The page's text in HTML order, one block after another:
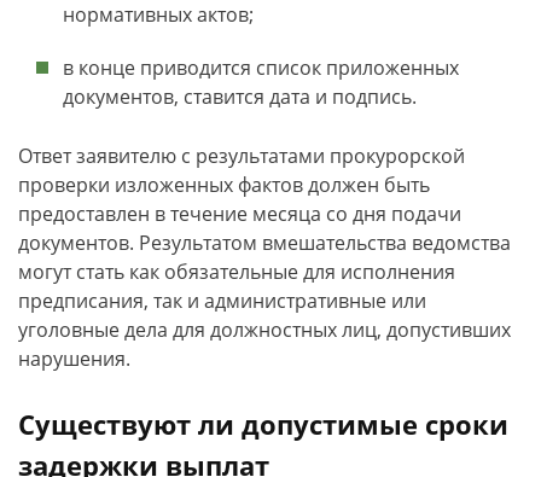
нормативных актов;
в конце приводится список приложенных
документов, ставится дата и подпись.
Ответ заявителю с результатами прокурорской
проверки изложенных фактов должен быть
предоставлен в течение месяца со дня подачи
документов. Результатом вмешательства ведомства
могут стать как обязательные для исполнения
предписания, так и административные или
уголовные дела для должностных лиц, допустивших
нарушения.
Существуют ли допустимые сроки
задержки выплат